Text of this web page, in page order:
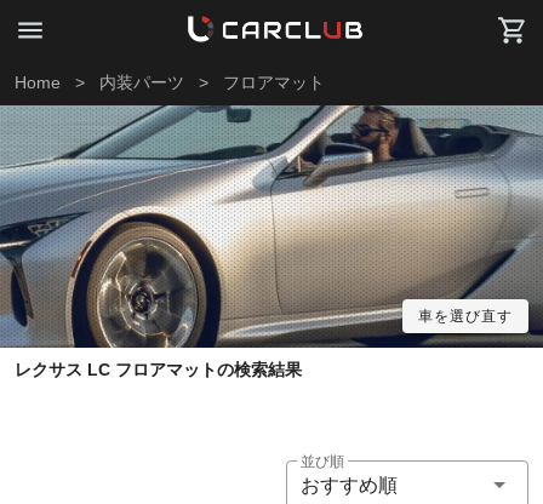
Home > 内装パーツ > フロアマット
車を選び直す
レクサス LC フロアマットの検索結果
並び順
おすすめ順